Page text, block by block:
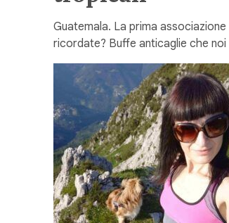
Guatemala. La prima
ricordate? Buffe anticaglie che